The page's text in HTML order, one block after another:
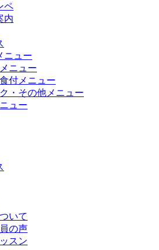
ペ
内
ニュー
ニュー
付メニュー
・その他メニュー
ュー
いて
の声
スン